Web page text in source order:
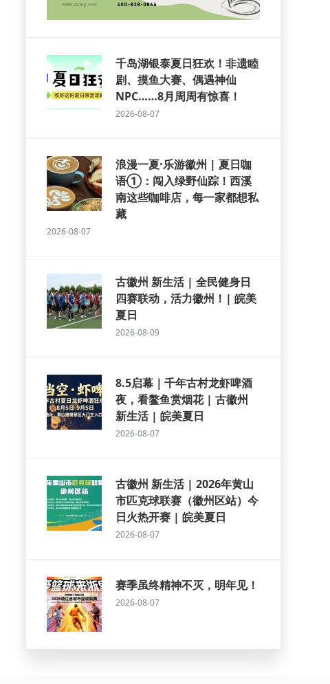
千岛湖银泰夏日狂欢！非遗睦
剧、摸鱼大赛、偶遇神仙
NPC……8月周周有惊喜！
2026-08-07
浪漫一夏·乐游徽州 | 夏日咖
语①：闯入绿野仙踪！西溪
南这些咖啡店，每一家都想私
藏
2026-08-07
古徽州 新生活 | 全民健身日
四赛联动，活力徽州！| 皖美
夏日
2026-08-09
8.5启幕｜千年古村龙虾啤酒
夜，看鳌鱼赏烟花 | 古徽州
新生活 | 皖美夏日
2026-08-07
古徽州 新生活 | 2026年黄山
市匹克球联赛（徽州区站）今
日火热开赛 | 皖美夏日
2026-08-07
赛季虽终精神不灭，明年见！
2026-08-07